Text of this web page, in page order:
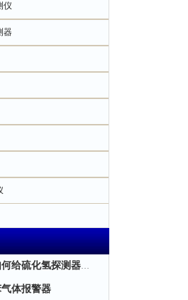
仪
器
详细教你如何给硫化氢探测器建立一个系统的方案，一看就懂！
体报警器